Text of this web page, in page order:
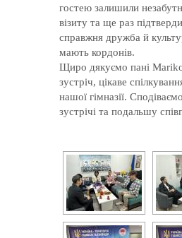
гостею залишили
візиту та ще раз
справжня дружба й
мають кордонів.
Щиро дякуємо пані
зустріч, цікаве
нашої гімназії.
зустрічі та подальшу